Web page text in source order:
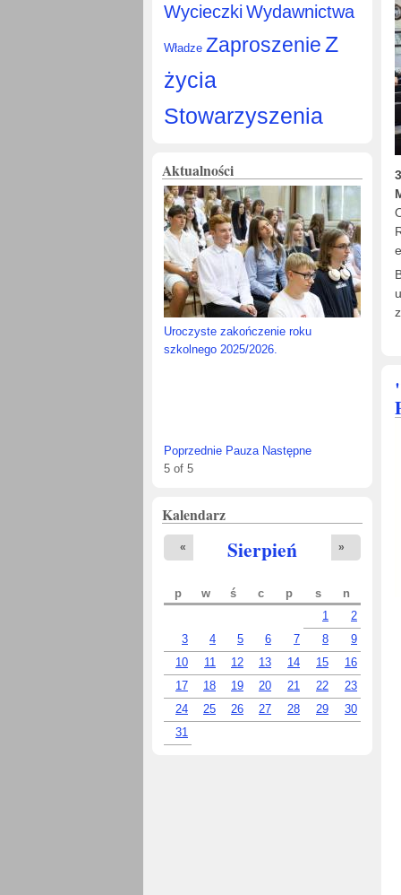
Wycieczki Wydawnictwa
Władze ZaproszenieZ
życia
Stowarzyszenia
Aktualności
Zmarł Andrzej Wincewicz, matura
1997
Poprzednie Pauza Następne
2 of 5
Kalendarz
Sierpień
« »
p w ś c p s
n
1
2
3
4 5 6 7 8
9
10
11 12 13 14 15
16
17
18 19 20 21 22
23
24
25 26 27 28 29
30
31